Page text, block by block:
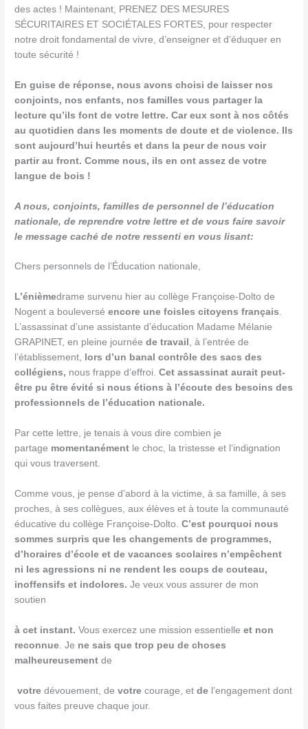
des actes ! Maintenant, PRENEZ DES MESURES
SÉCURITAIRES ET SOCIÉTALES FORTES, pour respecter
notre droit fondamental de vivre, d’enseigner et d’éduquer en
toute sécurité !
En guise de réponse, nous avons choisi de laisser nos
conjoints, nos enfants, nos familles vous partager la
lecture qu’ils font de votre lettre. Car eux sont à nos côtés
au quotidien dans les moments de doute et de violence. Ils
sont aujourd’hui heurtés et dans la peur de nous voir
partir au front. Comme nous, ils en ont assez de votre
langue de bois !
A nous, conjoints, familles de personnel de l’éducation
nationale, de reprendre votre lettre et de vous faire savoir
le message caché de notre ressenti en vous lisant:
Chers personnels de l’Éducation nationale,
L’énièmedrame survenu hier au collège Françoise-Dolto de
Nogent a bouleverséencore une fois les citoyens français.
L’assassinat d’une assistante d’éducation Madame Mélanie
GRAPINET, en pleine journéede travail , à l’entrée de
l’établissement, lors d’un banal contrôle des sacs des
collégiens, nous frappe d’effroi.Cet assassinat aurait peut-
être pu être évité si nous étions à l’écoute des besoins des
professionnels de l’éducation nationale.
Par cette lettre, je tenais à vous dire combien je
partage momentanément le choc, la tristesse et l’indignation
qui vous traversent.
Comme vous, je pense d’abord à la victime, à sa famille, à ses
proches, à ses collègues, aux élèves et à toute la communauté
éducative du collège Françoise-Dolto. C’est pourquoi nous
sommes surpris que les changements de programmes,
d’horaires d’école et de vacances scolaires n’empêchent
ni les agressions ni ne rendent les coups de couteau,
inoffensifs et indolores.Je veux vous assurer de mon
soutien
à cet instant. Vous exercez une mission essentielleet non
reconnue . Je ne saisque trop peu de choses
malheureusementde
votre dévouement, devotre courage, etde l’engagement dont
vous faites preuve chaque jour.